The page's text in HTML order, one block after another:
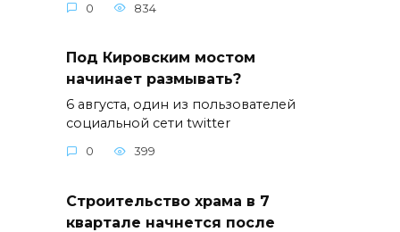
0 834
Под Кировским мостом
начинает размывать?
6 августа, один из пользователей
социальной cети twitter
0 399
Строительство храма в 7
квартале начнется после